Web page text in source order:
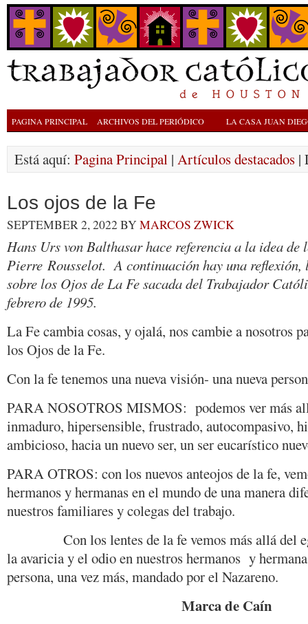
PAGINA PRINCIPAL ARCHIVOS DEL PERIÓDICO LA CASA JUAN
Está aquí: Pagina Principal | Artículos destacados |
Los ojos de la Fe
SEPTEMBER 2, 2022 BYMARCOS ZWICK
Hans Urs von Balthasar hace referencia a la idea de
Pierre Rousselot. A continuación hay una reflexión,
sobre los Ojos de La Fe sacada del Trabajador
febrero de 1995.
La Fe cambia cosas, y ojalá, nos cambie a nosotros
los Ojos de la Fe.
Con la fe tenemos una nueva visión- una nueva
PARA NOSOTROS MISMOS: podemos ver más
inmaduro, hipersensible, frustrado, autocompasivo,
ambicioso, hacia un nuevo ser, un ser eucarístico
PARA OTROS: con los nuevos anteojos de la fe,
hermanos y hermanas en el mundo de una manera
nuestros familiares y colegas del trabajo.
Con los lentes de la fe vemos más allá del
la avaricia y el odio en nuestros hermanos y
persona, una vez más, mandado por el Nazareno.
Marca de Caín